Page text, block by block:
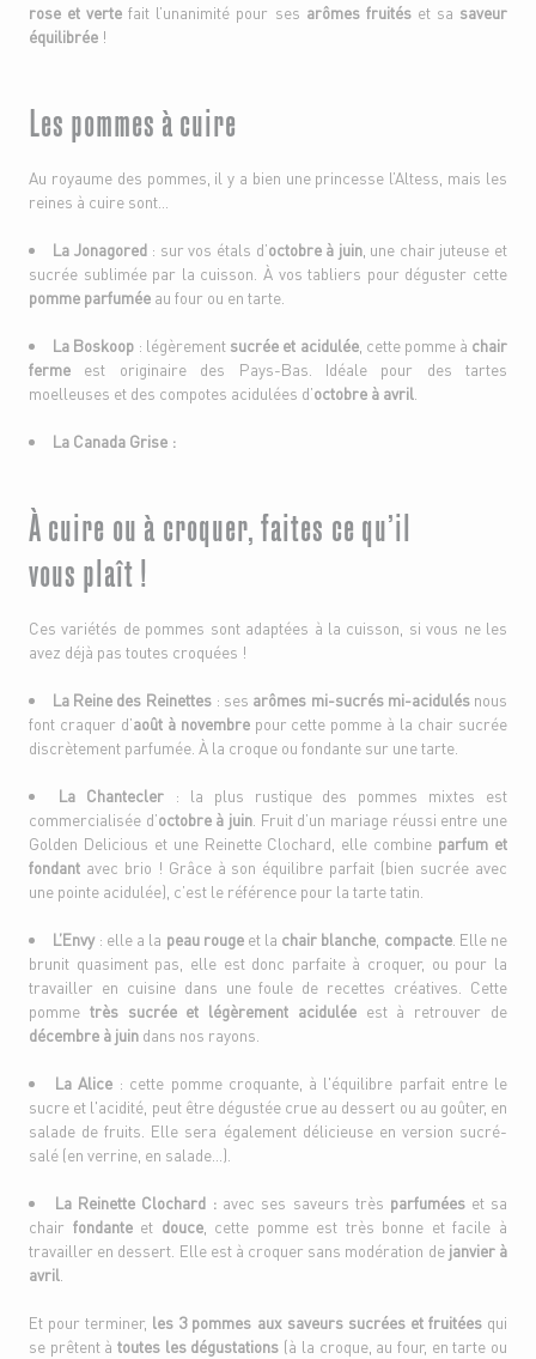
rose et verte fait l’unanimité pour ses arômes fruités et sa saveur
équilibrée !
Les pommes à cuire
Au royaume des pommes, il y a bien une princesse l’Altess, mais les
reines à cuire sont…
La Jonagored : sur vos étals d’octobre à juin, une chair juteuse et
sucrée sublimée par la cuisson. À vos tabliers pour déguster cette
pomme parfumée au four ou en tarte.
La Boskoop: légèrement sucrée et acidulée, cette pomme à chair
ferme est originaire des Pays-Bas. Idéale pour des tartes
moelleuses et des compotes acidulées d’octobre à avril
La Canada Grise :
À cuire ou à croquer, faites ce qu’il
vous plaît !
Ces variétés de pommes sont adaptées à la cuisson, si vous ne les
avez déjà pas toutes croquées !
La Reine des Reinettes: ses arômes mi-sucrés mi-acidulés nous
font craquer d’août à novembrepour cette pomme à la chair sucrée
discrètement parfumée. À la croque ou fondante sur une tarte.
La Chantecler : la plus rustique des pommes mixtes est
commercialisée d’octobre à juin . Fruit d’un mariage réussi entre une
Golden Delicious et une Reinette Clochard, elle combine parfum et
fondant avec brio ! Grâce à son équilibre parfait (bien sucrée avec
une pointe acidulée), c’est le référence pour la tarte tatin.
L’Envy : elle a la peau rougeet la chair blanche compacte. Elle ne
brunit quasiment pas, elle est donc parfaite à croquer, ou pour la
travailler en cuisine dans une foule de recettes créatives. Cette
pomme très sucrée et légèrement aciduléeest à retrouver de
décembre à juin dans nos rayons.
La Alice : cette pomme croquante, à l'équilibre parfait entre le
sucre et l'acidité, peut être dégustée crue au dessert ou au goûter, en
salade de fruits. Elle sera également délicieuse en version sucré-
salé (en verrine, en salade...).
La Reinette Clochard : avec ses saveurs très parfumées et sa
chair fondante et douce, cette pomme est très bonne et facile à
travailler en dessert. Elle est à croquer sans modération dejanvier à
avril
Et pour terminer, les 3 pommes aux saveurs sucrées et fruitéesqui
se prêtent àtoutes les dégustations (à la croque, au four, en tarte ou